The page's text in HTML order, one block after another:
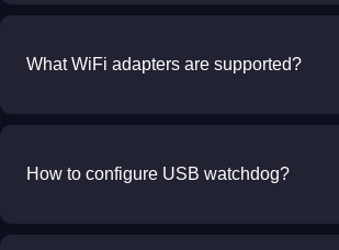
What WiFi adapters are supported?
How to configure USB watchdog?